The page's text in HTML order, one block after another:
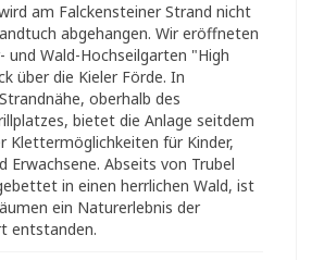
am Falckensteiner Strand nicht
abgehangen. Wir eröffneten
und Wald-Hochseilgarten "High
über die Kieler Förde. In
oberhalb des
bietet die Anlage seitdem
Klettermöglichkeiten für Kinder,
Erwachsene. Abseits von Trubel
in einen herrlichen Wald, ist
ein Naturerlebnis der
entstanden.